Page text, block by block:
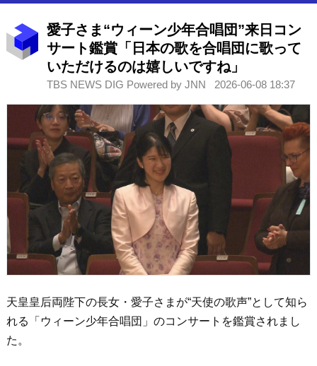
愛子さま“ウィーン少年合唱団”来日コン
サート鑑賞「日本の歌を合唱団に歌って
いただけるのは嬉しいですね」
TBS NEWS DIG Powered by JNN 2026-06-08 18:37
天皇皇后両陛下の長女・愛子さまが“天使の歌声”として知ら
れる「ウィーン少年合唱団」のコンサートを鑑賞されまし
た。